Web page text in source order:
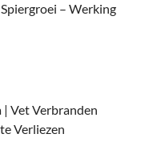
– Werking
Vet Verbranden
Verliezen